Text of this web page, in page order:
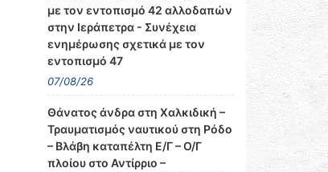
με τον εντοπισμό 42 αλλοδαπών
στην Ιεράπετρα - Συνέχεια
ενημέρωσης σχετικά με τον
εντοπισμό 47
07/08/26
Θάνατος άνδρα στη Χαλκιδική –
Τραυματισμός ναυτικού στη Ρόδο
– Βλάβη καταπέλτη Ε/Γ – Ο/Γ
πλοίου στο Αντίρριο –